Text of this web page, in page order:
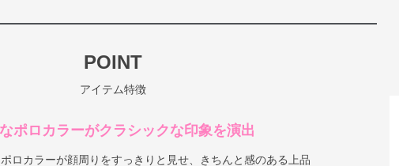
POINT
アイテム特徴
ポロカラーがクラシックな印象を演出
ロカラーが顔周りをすっきりと見せ、きちんと感のある上品